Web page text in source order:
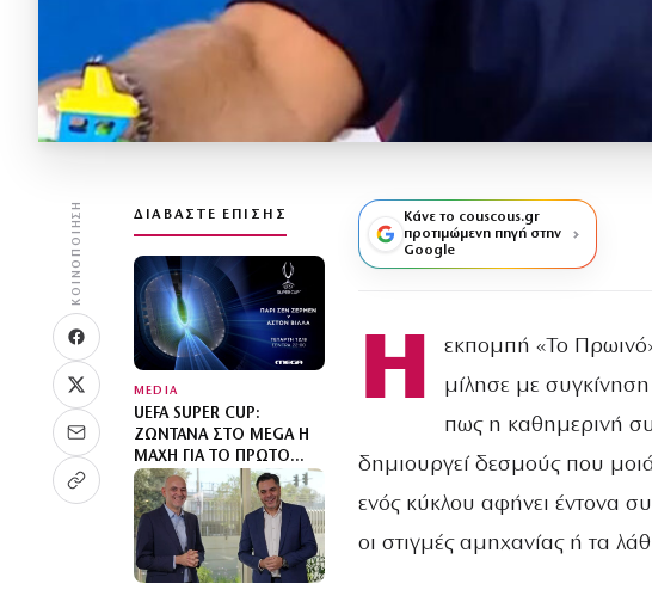
ΚΟΙΝΟΠΟΊΗΣΗ ΔΙΑΒΆΣΤΕ ΕΠΊΣΗΣ
MEDIA
UEFA SUPER CUP:
ΖΩΝΤΑΝΆ ΣΤΟ MEGA Η
ΜΆΧΗ ΓΙΑ ΤΟ ΠΡΏΤΟ
ΤΡΌΠΑΙΟ ΤΗΣ ΣΕΖΌΝ
Κάνε το couscous.gr
προτιμώμενη πηγή στην
Google
Η
εκπομπή «Το
μίλησε με συγκίνηση
πως η καθημερινή
δημιουργεί δεσμούς που
ενός κύκλου αφήνει έντονα
οι στιγμές αμηχανίας ή τα